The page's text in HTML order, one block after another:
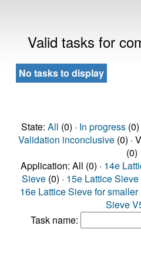
Valid tasks for
No tasks to display
State: All (0) · In progress(0)
Validation inconclusive(0) ·
(0)
Application: All (0) · 14e
Sieve (0) · 15e Lattice
16e Lattice Sieve for
Sieve
Task name: